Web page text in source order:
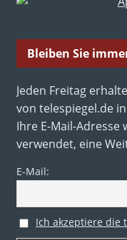
Bleiben Sie
Jeden Freitag
von telespiegel.de
Ihre E-Mail-
verwendet, eine
E-Mail:
Ich akzeptiere die